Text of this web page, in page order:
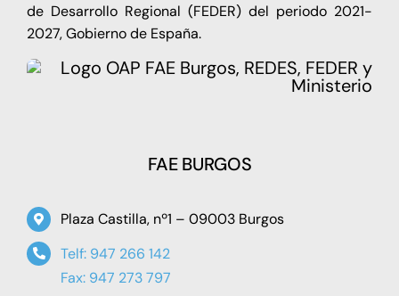
de Desarrollo Regional (FEDER) del periodo 2021-
2027, Gobierno de España.
FAE BURGOS
Plaza Castilla, nº1 – 09003 Burgos
Telf: 947 266 142
Fax: 947 273 797